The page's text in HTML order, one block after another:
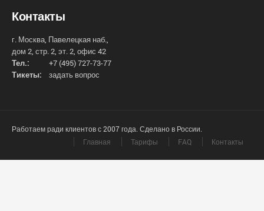
Контакты
г. Москва, Павелецкая наб.,
дом 2, стр. 2, эт. 2, офис 42
Тел.:
+7 (495) 727-73-77
Тикеты:
задать вопрос
Работаем ради клиентов с 2007 года. Сделано в России.
Главная
Тарифы FAQ Контакты